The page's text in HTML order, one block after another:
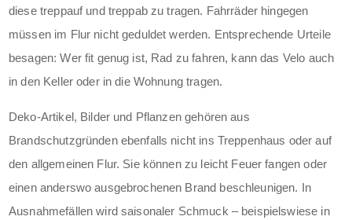
diese treppauf und treppab zu tragen. Fahrräder hingegen
müssen im Flur nicht geduldet werden. Entsprechende Urteile
besagen: Wer fit genug ist, Rad zu fahren, kann das Velo auch
in den Keller oder in die Wohnung tragen.
Deko-Artikel, Bilder und Pflanzen gehören aus
Brandschutzgründen ebenfalls nicht ins Treppenhaus oder auf
den allgemeinen Flur. Sie können zu leicht Feuer fangen oder
einen anderswo ausgebrochenen Brand beschleunigen. In
Ausnahmefällen wird saisonaler Schmuck – beispielswiese in